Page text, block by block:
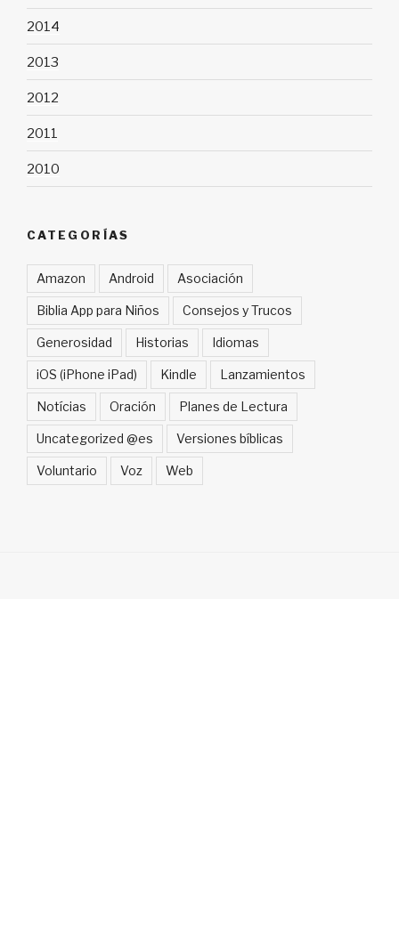
2014
2013
2012
2011
2010
CATEGORÍAS
Amazon Android Asociación
Biblia App para Niños Consejos y Trucos
Generosidad Historias Idiomas
iOS (iPhone iPad) Kindle Lanzamientos
Notícias Oración Planes de Lectura
Uncategorized @es Versiones bíblicas
Voluntario Voz Web